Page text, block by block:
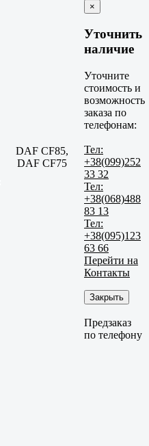
DAF CF85,
DAF CF75
×
Уточнить
наличие
Уточните
стоимость и
возможность
заказа по
телефонам:
Тел:
+38(099)252
33 32
Тел:
+38(068)488
83 13
Тел:
+38(095)123
63 66
Перейти на
Контакты
Закрыть
Предзаказ
по телефону